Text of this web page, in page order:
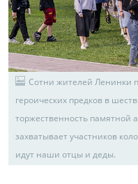
Сотни жителей Ленинки
героических предков в
торжественность памятной
захватывает участников
идут наши отцы и деды.